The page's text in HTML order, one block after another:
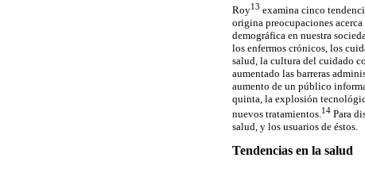
Roy13 examina cinco
origina preocupaciones
demográfica en nuestra
los enfermos crónicos, los
salud, la cultura del cuidado
aumentado las barreras
aumento de un público
quinta, la explosión
nuevos tratamientos.14 Para
salud, y los usuarios de éstos.
Tendencias en la salud